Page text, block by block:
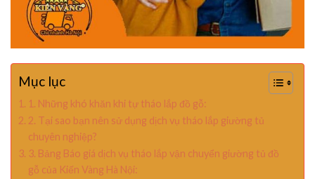
Mục lục
1. Những khó khăn khi tự tháo lắp đồ gỗ:
2. Tại sao bạn nên sử dụng dịch vụ tháo lắp giường tủ
chuyên nghiệp?
3. Bảng Báo giá dịch vụ tháo lắp vận chuyển giường tủ đồ
gỗ của Kiến Vàng Hà Nội: